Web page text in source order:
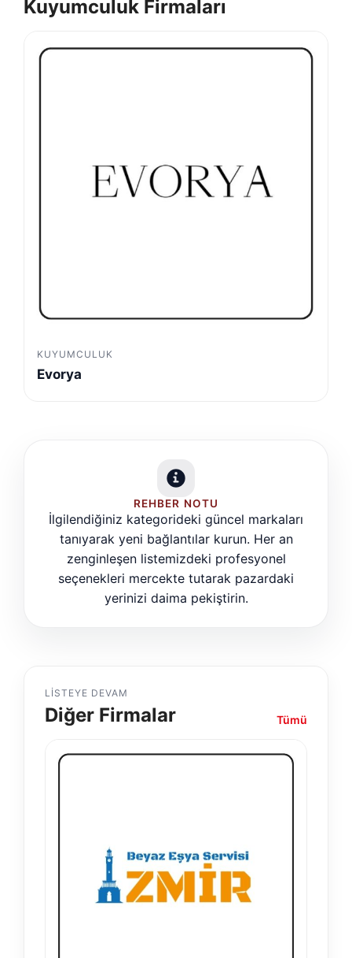
Kuyumculuk Firmaları
KUYUMCULUK
Evorya
REHBER NOTU
İlgilendiğiniz kategorideki güncel markaları
tanıyarak yeni bağlantılar kurun. Her an
zenginleşen listemizdeki profesyonel
seçenekleri mercekte tutarak pazardaki
yerinizi daima pekiştirin.
LISTEYE DEVAM
Diğer Firmalar Tümü